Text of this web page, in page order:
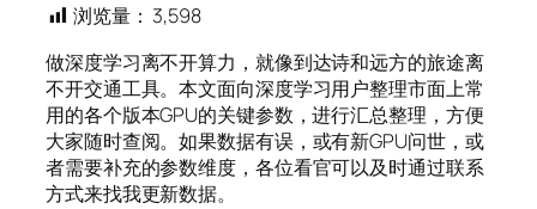
浏览量： 3,598
做深度学习离不开算力，就像到达诗和远方的旅途离
不开交通工具。本文面向深度学习用户整理市面上常
用的各个版本GPU的关键参数，进行汇总整理，方便
大家随时查阅。如果数据有误，或有新GPU问世，或
者需要补充的参数维度，各位看官可以及时通过联系
方式来找我更新数据。